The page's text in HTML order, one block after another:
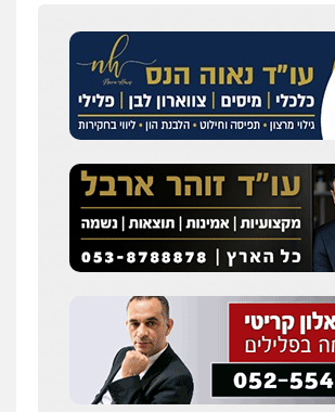
דין לענייני אסירים
0507913332
עו"ד איהאב ג'לג'ולי
פלילי מעצרים וחקירות עורכי דין לענייני
אסירים
0505216700
עו"ד שלומי שרון
פלילי צבאי מעצרים וחקירות
0547342002
עו"ד אלון קריטי
פלילי כלכלי אלימות סמים מעצרים